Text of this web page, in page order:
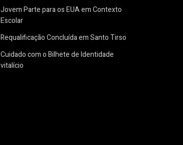
Jovem Parte para os EUA em Contexto
Escolar
Requalificação Concluída em Santo Tirso
Cuidado com o Bilhete de Identidade
vitalício